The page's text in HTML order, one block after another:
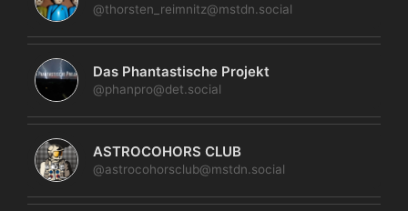
@thorsten_reimnitz@mstdn.social
Das Phantastische Projekt
@phanpro@det.social
ASTROCOHORS CLUB
@astrocohorsclub@mstdn.social